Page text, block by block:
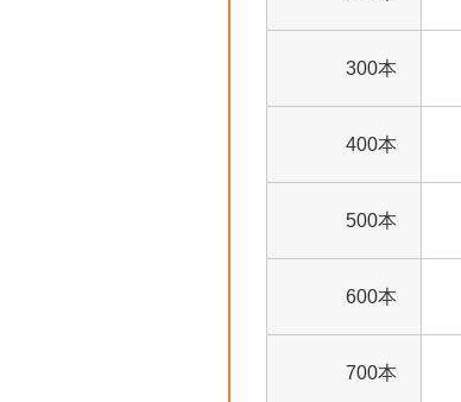
300本
400本
500本
600本
700本